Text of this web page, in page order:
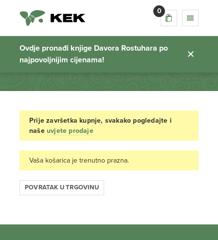
0
Ovdje pronađi knjige Davora Rostuhara po
najpovoljnijim cijenama!
Košarica
Početna stranica
Prije završetka kupnje, svakako pogledajte i
naše uvjete prodaje
Vaša košarica je trenutno prazna.
POVRATAK U TRGOVINU